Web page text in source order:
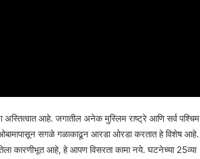
अस्तित्वात आहे. जगातील अनेक मुस्लिम राष्ट्रे आणि सर्व पश्चिम
सगळे गळाकाढून आरडा ओरडा करतात हे विशेष आहे.
कारणीभूत आहे, हे आपण विसरता कामा नये. घटनेच्या 25व्या